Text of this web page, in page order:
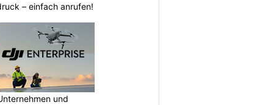
– einfach anrufen!
und